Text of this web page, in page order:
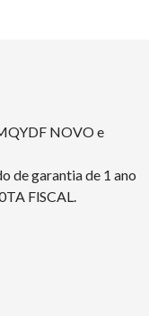
NOVO e
de garantia de 1 ano
FlSCAL.